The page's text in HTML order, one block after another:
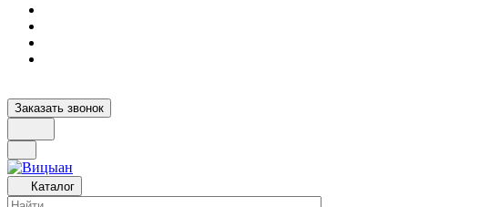
Заказать звонок
Каталог